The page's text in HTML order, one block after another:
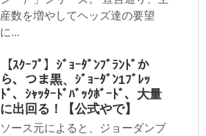
産数を増やしてヘッズ達の要望
に...
【ｽｸｰﾌﾟ】ｼﾞｮｰﾀﾞﾝﾌﾞﾗﾝﾄﾞか
ら、つま黒、ｼﾞｮｰﾀﾞﾝ1ﾌﾞﾚｯ
ﾄﾞ、ｼｬｯﾀｰﾄﾞﾊﾞｯｸﾎﾞｰﾄﾞ、大量
に出回る！【公式やで】
ソース元によると、ジョーダンブ